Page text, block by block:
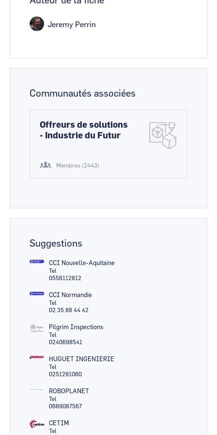
Jeremy Perrin
Communautés associées
Offreurs de solutions
- Industrie du Futur
Membres (2443)
Suggestions
CCI Nouvelle-Aquitaine
Tel
0556112812
CCI Normandie
Tel
02 35 88 44 42
Pilgrim Inspections
Tel
0240698541
HUGUET INGENIERIE
Tel
0251291060
ROBOPLANET
Tel
0689087567
CETIM
Tel